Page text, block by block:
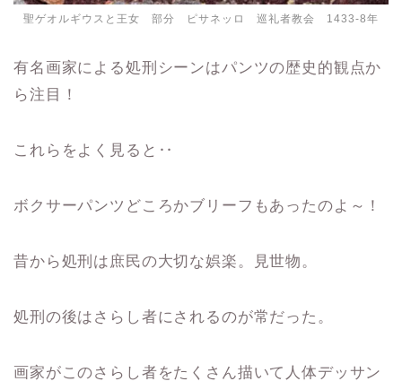
聖ゲオルギウスと王女 部分 ピサネッロ 巡礼者教会 1433-8年
有名画家による処刑シーンはパンツの歴史的観点か
ら注目！
これらをよく見ると‥
ボクサーパンツどころかブリーフもあったのよ～！
昔から処刑は庶民の大切な娯楽。見世物。
処刑の後はさらし者にされるのが常だった。
画家がこのさらし者をたくさん描いて人体デッサン